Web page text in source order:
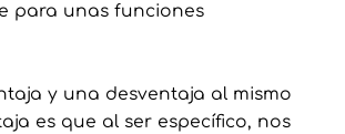
para unas funciones
y una desventaja al mismo
es que al ser específico, nos